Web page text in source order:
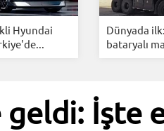
Hyundai
Dünyada
bataryalı
geldi: İşte